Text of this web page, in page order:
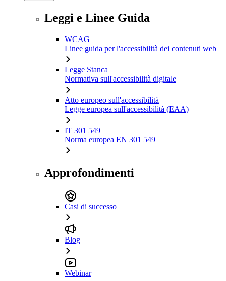
Leggi e Linee Guida
WCAG
Linee guida per l'accessibilità dei contenuti web
Legge Stanca
Normativa sull'accessibilità digitale
Atto europeo sull'accessibilità
Legge europea sull'accessibilità (EAA)
IT 301 549
Norma europea EN 301 549
Approfondimenti
Casi di successo
Blog
Webinar